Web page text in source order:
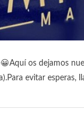
os dejamos
evitar esperas,